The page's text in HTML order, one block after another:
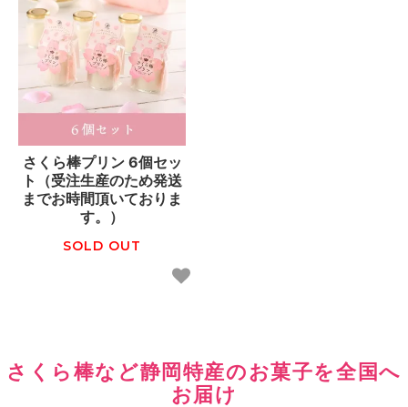
さくら棒プリン 6個セッ
ト（受注生産のため発送
までお時間頂いておりま
す。）
SOLD OUT
さくら棒など静岡特産のお菓子を全国へ
お届け